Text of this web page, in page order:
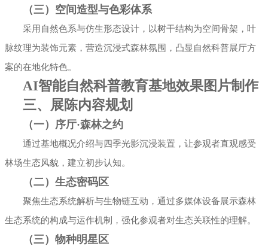
（三）空间造型与色彩体系
采用自然色系与仿生形态设计，以树干结构为空间骨架，叶
脉纹理为装饰元素，营造沉浸式森林氛围，凸显自然科普展厅方
案的在地化特色。
AI智能自然科普教育基地效果图片制作
三、展陈内容规划
（一）序厅·森林之约
通过基地概况介绍与四季光影沉浸装置，让参观者直观感受
林场生态风貌，建立初步认知。
（二）生态密码区
聚焦生态系统解析与生物链互动，通过多媒体设备展示森林
生态系统的构成与运作机制，强化参观者对生态关联性的理解。
（三）物种明星区